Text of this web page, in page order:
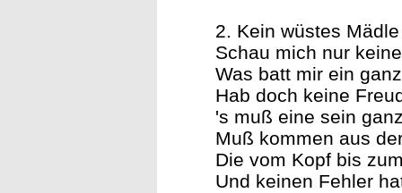
2. Kein wüstes
Schau mich nur
Was batt mir ein
Hab doch keine
's muß eine sein
Muß kommen aus
Die vom Kopf bis
Und keinen Fehler